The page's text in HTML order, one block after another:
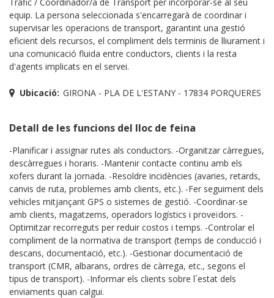
equip. La persona seleccionada s'encarregarà de coordinar i
supervisar les operacions de transport, garantint una gestió
eficient dels recursos, el compliment dels terminis de lliurament i
una comunicació fluida entre conductors, clients i la resta
d'agents implicats en el servei.
Ubicació: GIRONA - PLA DE L'ESTANY - 17834 PORQUERES
Detall de les funcions del lloc de feina
-Planificar i assignar rutes als conductors. -Organitzar càrregues,
descàrregues i horaris. -Mantenir contacte continu amb els
xofers durant la jornada. -Resoldre incidències (avaries, retards,
canvis de ruta, problemes amb clients, etc.). -Fer seguiment dels
vehicles mitjançant GPS o sistemes de gestió. -Coordinar-se
amb clients, magatzems, operadors logístics i proveïdors. -
Optimitzar recorreguts per reduir costos i temps. -Controlar el
compliment de la normativa de transport (temps de conducció i
descans, documentació, etc.). -Gestionar documentació de
transport (CMR, albarans, ordres de càrrega, etc., segons el
tipus de transport). -Informar els clients sobre l´estat dels
enviaments quan calgui.